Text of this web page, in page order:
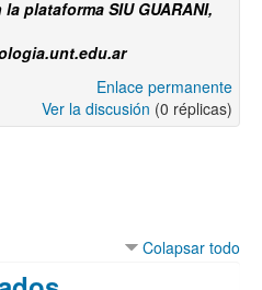
plataforma SIU GUARANI,
Enlace permanente
Ver la discusión (0 réplicas)
Colapsar todo